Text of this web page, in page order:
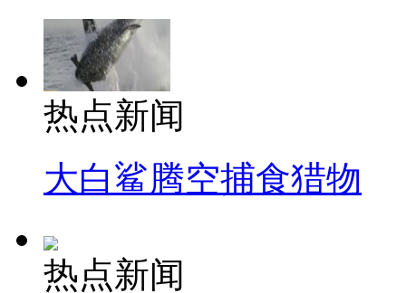
热点新闻
大白鲨腾空捕食猎物
热点新闻